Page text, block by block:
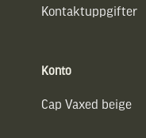
Kontaktuppgifter
Konto
Cap Vaxed beige